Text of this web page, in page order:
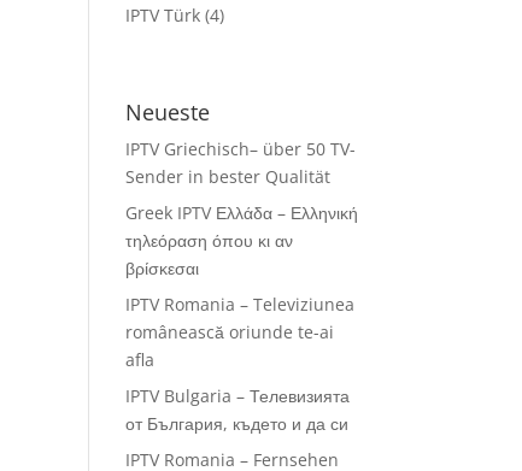
IPTV Türk (4)
Neueste
IPTV Griechisch– über 50 TV-
Sender in bester Qualität
Greek IPTV Ελλάδα – Ελληνική
τηλεόραση όπου κι αν
βρίσκεσαι
IPTV Romania – Televiziunea
românească oriunde te-ai
afla
IPTV Bulgaria – Телевизията
от България, където и да си
IPTV Romania – Fernsehen